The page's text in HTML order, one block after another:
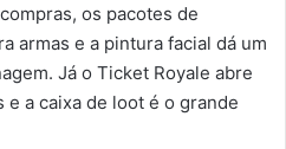
os pacotes de
armas e a pintura facial dá um
Já o Ticket Royale abre
a caixa de loot é o grande